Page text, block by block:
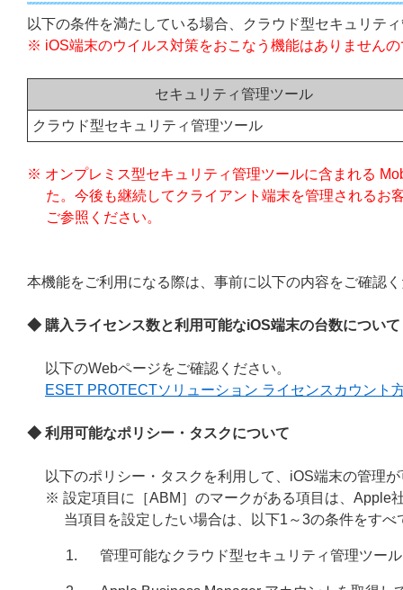
以下の条件を満たしている場合、クラウド型セキュリテ
※ iOS端末のウイルス対策をおこなう機能はありません
セキュリティ管理ツール
クラウド型セキュリティ管理ツール
※ オンプレミス型セキュリティ管理ツールに含まれる
た。今後も継続してクライアント端末を管理されるお
ご参照ください。
本機能をご利用になる際は、事前に以下の内容をご確認
◆ 購入ライセンス数と利用可能なiOS端末の台数について
以下のWebページをご確認ください。
ESET PROTECTソリューション ライセンスカウント
◆ 利用可能なポリシー・タスクについて
以下のポリシー・タスクを利用して、iOS端末の管理
※ 設定項目に［ABM］のマークがある項目は、Apple
当項目を設定したい場合は、以下1～3の条件をす
管理可能なクラウド型セキュリティ管理ツー